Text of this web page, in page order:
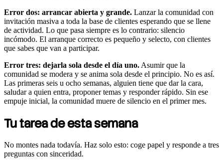
Error dos: arrancar abierta y grande. Lanzar la comunidad con
invitación masiva a toda la base de clientes esperando que se llene
de actividad. Lo que pasa siempre es lo contrario: silencio
incómodo. El arranque correcto es pequeño y selecto, con clientes
que sabes que van a participar.
Error tres: dejarla sola desde el día uno. Asumir que la
comunidad se modera y se anima sola desde el principio. No es así.
Las primeras seis u ocho semanas, alguien tiene que dar la cara,
saludar a quien entra, proponer temas y responder rápido. Sin ese
empuje inicial, la comunidad muere de silencio en el primer mes.
Tu tarea de esta semana
No montes nada todavía. Haz solo esto: coge papel y responde a tres
preguntas con sinceridad.